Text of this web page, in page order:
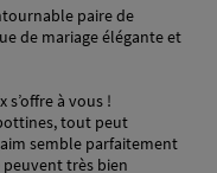
paire de
de mariage élégante et
à vous !
tout peut
semble parfaitement
très bien